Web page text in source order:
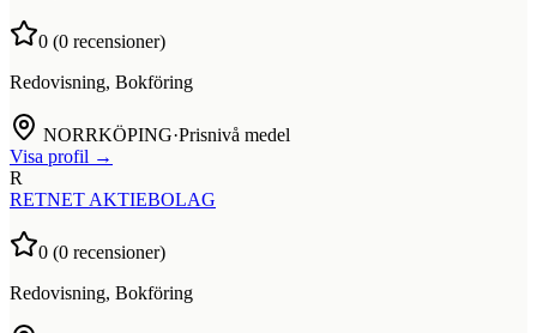
0 (0 recensioner)
Redovisning, Bokföring
NORRKÖPING·Prisnivå medel
Visa profil →
R
RETNET AKTIEBOLAG
0 (0 recensioner)
Redovisning, Bokföring